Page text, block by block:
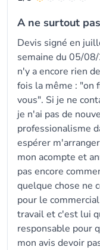
A ne surtout
Devis signé en
semaine du 05/
n'y a encore rien
fois la même : "on
vous". Si je ne
je n'ai pas de
professionalisme
espérer
mon acompte et
pas encore
quelque chose ne
pour le
travail et c'est lui
responsable pour
mon avis devoir